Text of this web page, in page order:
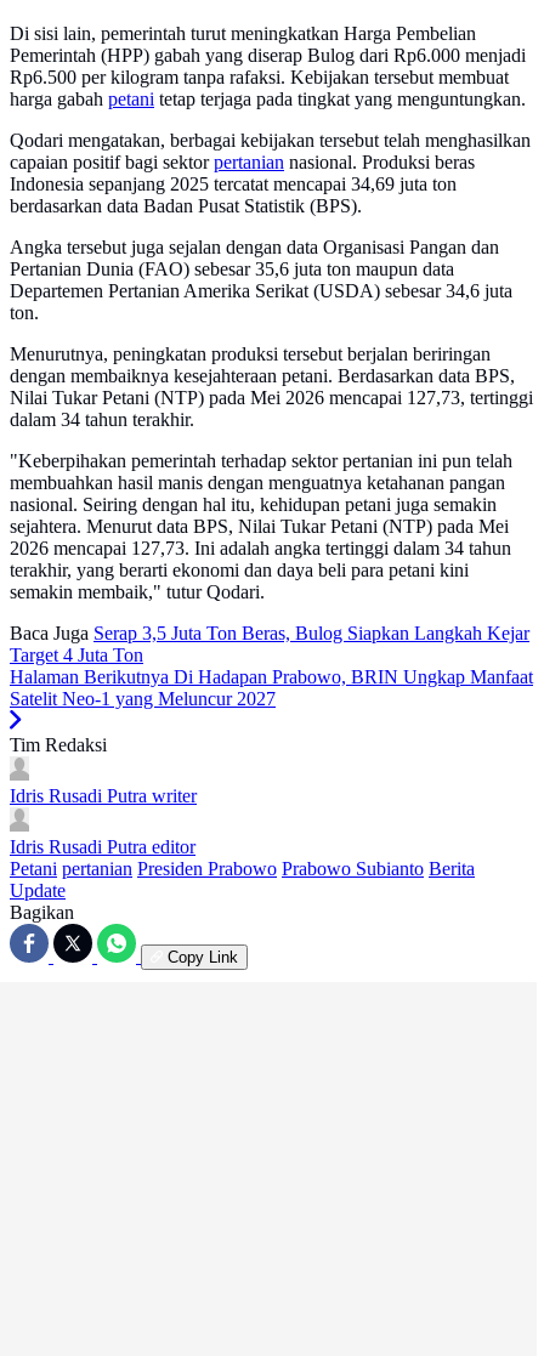
Di sisi lain, pemerintah turut meningkatkan Harga Pembelian
Pemerintah (HPP) gabah yang diserap Bulog dari Rp6.000 menjadi
Rp6.500 per kilogram tanpa rafaksi. Kebijakan tersebut membuat
harga gabah petani tetap terjaga pada tingkat yang menguntungkan.
Qodari mengatakan, berbagai kebijakan tersebut telah menghasilkan
capaian positif bagi sektorpertanian nasional. Produksi beras
Indonesia sepanjang 2025 tercatat mencapai 34,69 juta ton
berdasarkan data Badan Pusat Statistik (BPS).
Angka tersebut juga sejalan dengan data Organisasi Pangan dan
Pertanian Dunia (FAO) sebesar 35,6 juta ton maupun data
Departemen Pertanian Amerika Serikat (USDA) sebesar 34,6 juta
ton.
Menurutnya, peningkatan produksi tersebut berjalan beriringan
dengan membaiknya kesejahteraan petani. Berdasarkan data BPS,
Nilai Tukar Petani (NTP) pada Mei 2026 mencapai 127,73, tertinggi
dalam 34 tahun terakhir.
"Keberpihakan pemerintah terhadap sektor pertanian ini pun telah
membuahkan hasil manis dengan menguatnya ketahanan pangan
nasional. Seiring dengan hal itu, kehidupan petani juga semakin
sejahtera. Menurut data BPS, Nilai Tukar Petani (NTP) pada Mei
2026 mencapai 127,73. Ini adalah angka tertinggi dalam 34 tahun
terakhir, yang berarti ekonomi dan daya beli para petani kini
semakin membaik," tutur Qodari.
Baca Juga Serap 3,5 Juta Ton Beras, Bulog Siapkan Langkah Kejar
Target 4 Juta Ton
Halaman Berikutnya Di Hadapan Prabowo, BRIN Ungkap Manfaat
Satelit Neo-1 yang Meluncur 2027
Tim Redaksi
Idris Rusadi Putra writer
Idris Rusadi Putra editor
Petani pertanian Presiden Prabowo Prabowo Subianto Berita
Update
Bagikan
Copy Link